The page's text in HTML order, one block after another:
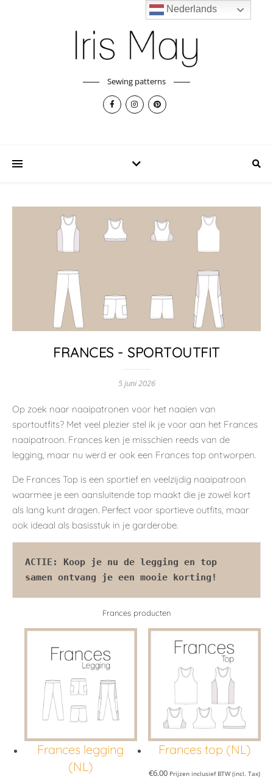
Sewing patterns
FRANCES - SPORTOUTFIT
5 juni 2026
Op zoek naar naaipatronen voor het naaien van
sportoutfits? Met veel plezier stel ik je voor aan het Frances
naaipatroon. Frances ken je misschien reeds van de
legging, maar nu werd er ook een Frances top ontworpen.
De Frances Top is een sportief en veelzijdig naaipatroon
waarmee je een aansluitende top maakt die je zowel kort
als lang kunt dragen. Perfect voor sportieve outfits, maar
ook ideaal als basisstuk in je garderobe.
ACTIE: Koop je nu de legging en top
samen ontvang je een mooie korting!
Frances producten
Frances legging
(NL)
Frances top (NL)
€6.00 Prijzen inclusief BTW (incl. Tax)
Nederlands